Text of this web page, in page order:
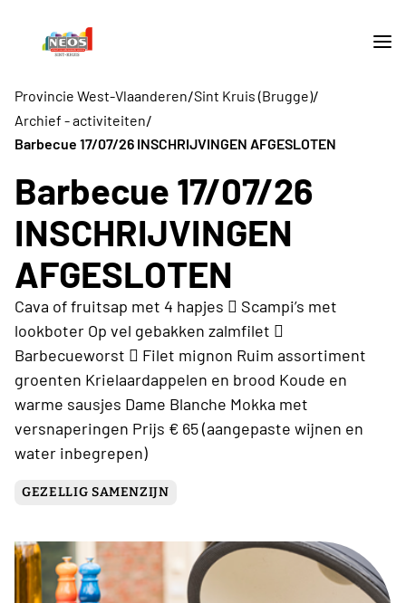
Provincie West-Vlaanderen/Sint Kruis (Brugge)/
Archief - activiteiten/
Barbecue 17/07/26 INSCHRIJVINGEN AFGESLOTEN
Barbecue 17/07/26
INSCHRIJVINGEN
AFGESLOTEN
Cava of fruitsap met 4 hapjes  Scampi’s met
lookboter Op vel gebakken zalmfilet 
Barbecueworst  Filet mignon Ruim assortiment
groenten Krielaardappelen en brood Koude en
warme sausjes Dame Blanche Mokka met
versnaperingen Prijs € 65 (aangepaste wijnen en
water inbegrepen)
GEZELLIG SAMENZIJN